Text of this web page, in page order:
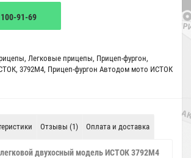
91-69
, Легковые прицепы, Прицеп-фургон,
, 3792М4, Прицеп-фургон Автодом мото ИСТОК
Отзывы (1) Оплата и доставка
двухосный модель ИСТОК 3792М4